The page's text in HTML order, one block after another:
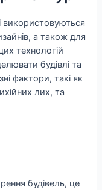
використовуються
а також для
технологій
будівлі та
фактори, такі як
лих, та
будівель, це